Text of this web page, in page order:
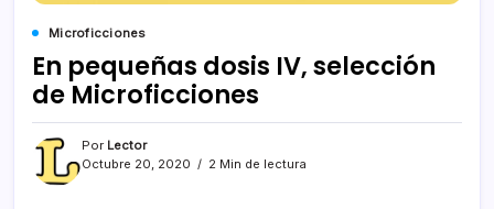
Microficciones
En pequeñas dosis IV, selección
de Microficciones
Por Lector
Octubre 20, 2020
2 Min de lectura